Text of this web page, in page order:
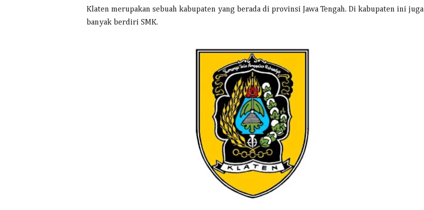
Klaten merupakan sebuah kabupaten yang berada di provinsi Jawa Tengah. Di kabupaten ini juga
banyak berdiri SMK.